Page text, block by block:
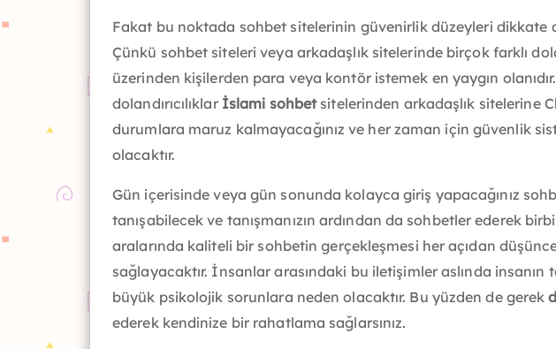
Fakat bu noktada sohbet sitelerinin güvenirlik düzeyleri dikkate
Çünkü sohbet siteleri veya arkadaşlık sitelerinde birçok farklı
üzerinden kişilerden para veya kontör istemek en yaygın
dolandırıcılıklar İslami sohbetsitelerinden arkadaşlık sitelerine
durumlara maruz kalmayacağınız ve her zaman için güvenlik
olacaktır.
Gün içerisinde veya gün sonunda kolayca giriş yapacağınız
tanışabilecek ve tanışmanızın ardından da sohbetler ederek
aralarında kaliteli bir sohbetin gerçekleşmesi her açıdan
sağlayacaktır. İnsanlar arasındaki bu iletişimler aslında
büyük psikolojik sorunlara neden olacaktır. Bu yüzden de gerek
ederek kendinize bir rahatlama sağlarsınız.